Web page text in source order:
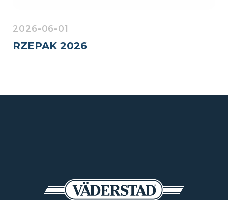
2026-06-01
RZEPAK 2026